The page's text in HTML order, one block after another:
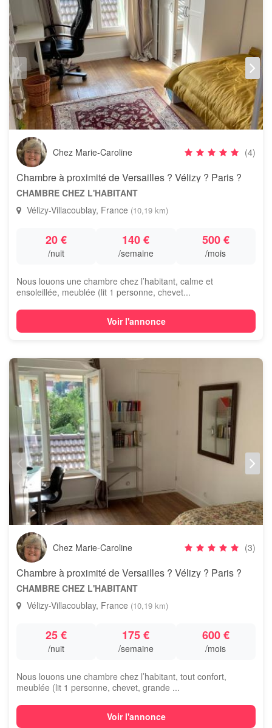
Chez Marie-Caroline (4)
Chambre à proximité de Versailles ? Vélizy ? Paris ?
CHAMBRE CHEZ L'HABITANT
Vélizy-Villacoublay, France (10,19 km)
20 €
/nuit
140 €
/semaine
500 €
/mois
Nous louons une chambre chez l’habitant, calme et
ensoleillée, meublée (lit 1 personne, chevet...
Voir l'annonce
Chez Marie-Caroline (3)
Chambre à proximité de Versailles ? Vélizy ? Paris ?
CHAMBRE CHEZ L'HABITANT
Vélizy-Villacoublay, France (10,19 km)
25 €
/nuit
175 €
/semaine
600 €
/mois
Nous louons une chambre chez l’habitant, tout confort,
meublée (lit 1 personne, chevet, grande ...
Voir l'annonce